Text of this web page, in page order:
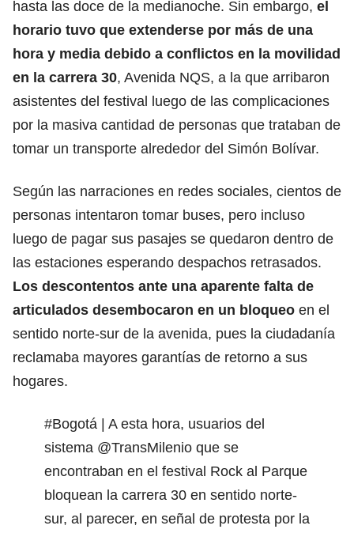
hasta las doce de la medianoche. Sin embargo, el
horario tuvo que extenderse por más de una
hora y media debido a conflictos en la movilidad
en la carrera 30, Avenida NQS, a la que arribaron
asistentes del festival luego de las complicaciones
por la masiva cantidad de personas que trataban de
tomar un transporte alrededor del Simón Bolívar.
Según las narraciones en redes sociales, cientos de
personas intentaron tomar buses, pero incluso
luego de pagar sus pasajes se quedaron dentro de
las estaciones esperando despachos retrasados.
Los descontentos ante una aparente falta de
articulados desembocaron en un bloqueo en el
sentido norte-sur de la avenida, pues la ciudadanía
reclamaba mayores garantías de retorno a sus
hogares.
#Bogotá | A esta hora, usuarios del
sistema @TransMilenio que se
encontraban en el festival Rock al Parque
bloquean la carrera 30 en sentido norte-
sur, al parecer, en señal de protesta por la